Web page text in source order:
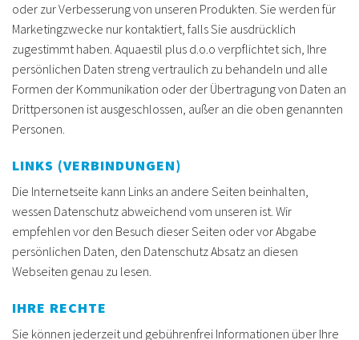
oder zur Verbesserung von unseren Produkten. Sie werden für
Marketingzwecke nur kontaktiert, falls Sie ausdrücklich
zugestimmt haben. Aquaestil plus d.o.o verpflichtet sich, Ihre
persönlichen Daten streng vertraulich zu behandeln und alle
Formen der Kommunikation oder der Übertragung von Daten an
Drittpersonen ist ausgeschlossen, außer an die oben genannten
Personen.
LINKS (VERBINDUNGEN)
Die Internetseite kann Links an andere Seiten beinhalten,
wessen Datenschutz abweichend vom unseren ist. Wir
empfehlen vor den Besuch dieser Seiten oder vor Abgabe
persönlichen Daten, den Datenschutz Absatz an diesen
Webseiten genau zu lesen.
IHRE RECHTE
Sie können jederzeit und gebührenfrei Informationen über Ihre